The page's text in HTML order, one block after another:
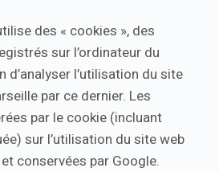
des « cookies », des
sur l’ordinateur du
d’analyser l’utilisation du site
par ce dernier. Les
par le cookie (incluant
sur l’utilisation du site web
conservées par Google.